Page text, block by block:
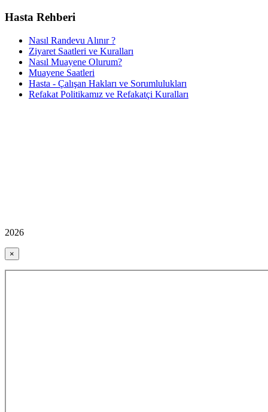
Hasta Rehberi
Nasıl Randevu Alınır ?
Ziyaret Saatleri ve Kuralları
Nasıl Muayene Olurum?
Muayene Saatleri
Hasta - Çalışan Hakları ve Sorumlulukları
Refakat Politikamız ve Refakatçi Kuralları
2026
×